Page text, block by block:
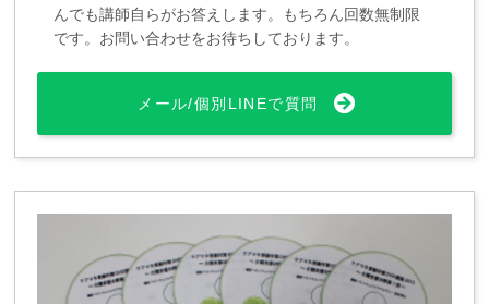
んでも講師自らがお答えします。もちろん回数無制限
です。お問い合わせをお待ちしております。
メール/個別LINEで質問